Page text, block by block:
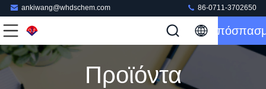
ankiwang@whdschem.com 86-0711-3702650
Προϊόντα